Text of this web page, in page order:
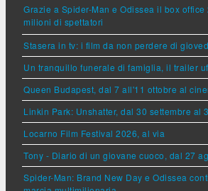
Grazie a Spider-Man e Odissea il box
milioni di spettatori
Stasera in tv: i film da non perdere di
Un tranquillo funerale di famiglia, il trailer
Queen Budapest, dal 7 all'11 ottobre al
Linkin Park: Unshatter, dal 30 settembre al
Locarno Film Festival 2026, al via
Tony - Diario di un giovane cuoco, dal 27
Spider-Man: Brand New Day e Odissea